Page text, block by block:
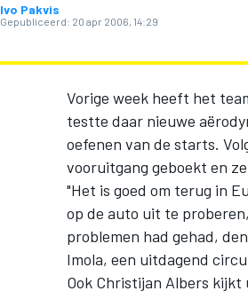
Ivo Pakvis
Gepubliceerd: 20 apr 2006, 14:29
Vorige week heeft het
testte daar nieuwe
oefenen van de starts.
vooruitgang geboekt en
"Het is goed om terug in
op de auto uit te
problemen had gehad,
Imola, een uitdagend
Ook Christijan Albers kijkt